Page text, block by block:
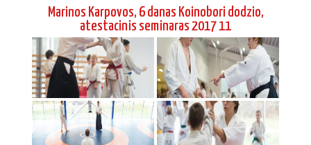
Marinos Karpovos, 6 danas Koinobori dodzio,
atestacinis seminaras 2017 11